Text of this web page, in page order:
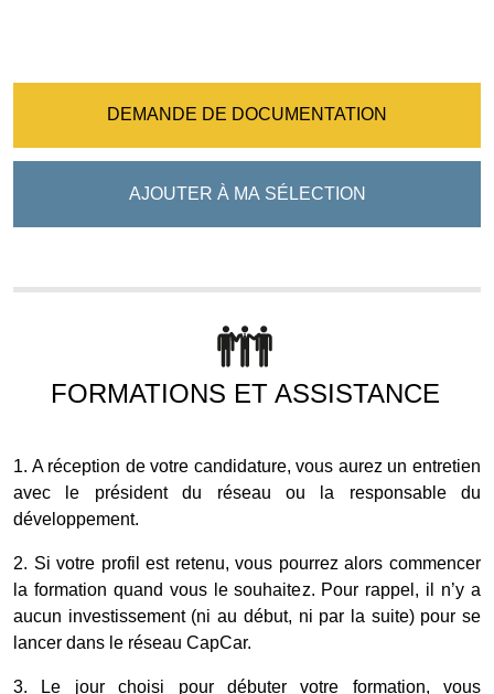
DEMANDE DE DOCUMENTATION
AJOUTER À MA SÉLECTION
FORMATIONS ET ASSISTANCE
1. A réception de votre candidature, vous aurez un entretien
avec le président du réseau ou la responsable du
développement.
2. Si votre profil est retenu, vous pourrez alors commencer
la formation quand vous le souhaitez. Pour rappel, il n’y a
aucun investissement (ni au début, ni par la suite) pour se
lancer dans le réseau CapCar.
3. Le jour choisi pour débuter votre formation, vous